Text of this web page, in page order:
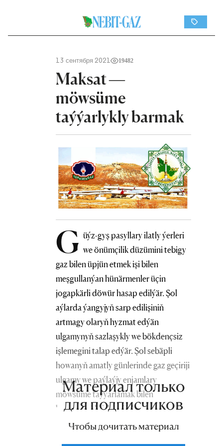
13 сентября 2021 19482
Maksat —
möwsüme
taýýarlykly barmak
G üýz-gyş pasyllary ilatly ýerleri
we önümçilik düzümini tebigy
gaz bilen üpjün etmek işi bilen
meşgullanýan hünärmenler üçin
jogapkärli döwür hasap edilýär. Şol
aýlarda ýangyjyň sarp edilişiniň
artmagy olaryň hyzmat edýän
ulgamynyň sazlaşykly we bökdençsiz
işlemegini talap edýär. Şol sebäpli
howanyň amatly günlerinde gaz geçiriji
ulgamy we paýlaýjy enjamlary
möwsüme taýýarlamak bilen
baglanyşykly işler giňden
ýaýbaňlandyrylýar. Şeýle işlere
Материал только
для подписчиков
Чтобы дочитать материал